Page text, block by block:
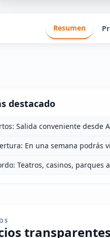
Resumen
destacado
Salida conveniente desde
En una semana podrás
Teatros, casinos, parques
transparentes